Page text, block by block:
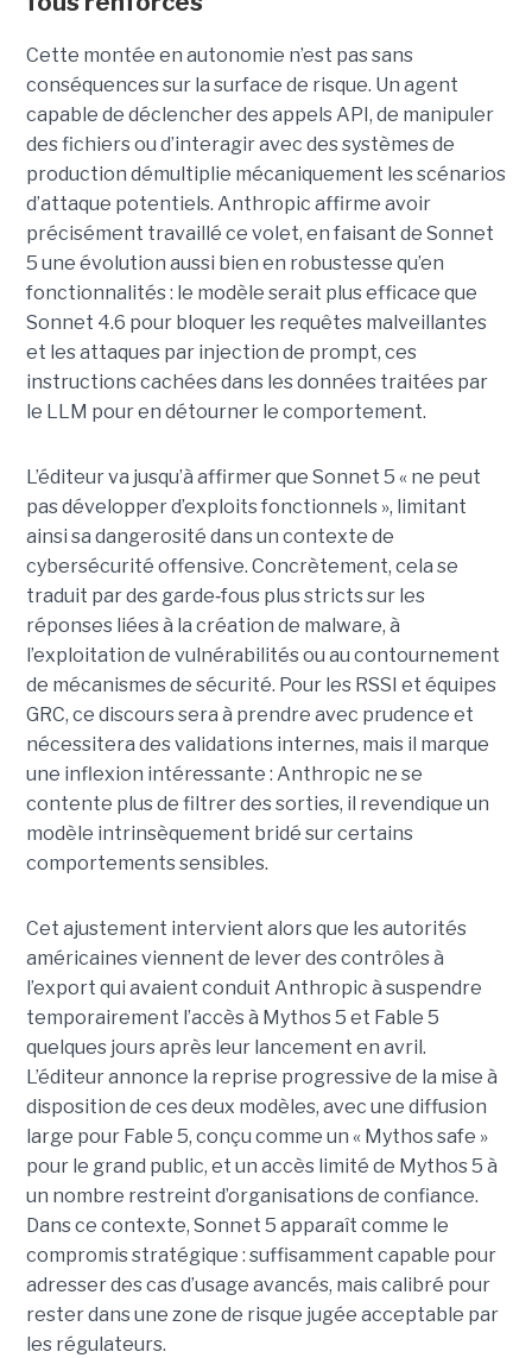
Cette montée en autonomie n’est pas sans
conséquences sur la surface de risque. Un agent
capable de déclencher des appels API, de manipuler
des fichiers ou d’interagir avec des systèmes de
production démultiplie mécaniquement les scénarios
d’attaque potentiels. Anthropic affirme avoir
précisément travaillé ce volet, en faisant de Sonnet
5 une évolution aussi bien en robustesse qu’en
fonctionnalités : le modèle serait plus efficace que
Sonnet 4.6 pour bloquer les requêtes malveillantes
et les attaques par injection de prompt, ces
instructions cachées dans les données traitées par
le LLM pour en détourner le comportement.
L’éditeur va jusqu’à affirmer que Sonnet 5 « ne peut
pas développer d’exploits fonctionnels », limitant
ainsi sa dangerosité dans un contexte de
cybersécurité offensive. Concrètement, cela se
traduit par des garde‑fous plus stricts sur les
réponses liées à la création de malware, à
l’exploitation de vulnérabilités ou au contournement
de mécanismes de sécurité. Pour les RSSI et équipes
GRC, ce discours sera à prendre avec prudence et
nécessitera des validations internes, mais il marque
une inflexion intéressante : Anthropic ne se
contente plus de filtrer des sorties, il revendique un
modèle intrinsèquement bridé sur certains
comportements sensibles.
Cet ajustement intervient alors que les autorités
américaines viennent de lever des contrôles à
l’export qui avaient conduit Anthropic à suspendre
temporairement l’accès à Mythos 5 et Fable 5
quelques jours après leur lancement en avril.
L’éditeur annonce la reprise progressive de la mise à
disposition de ces deux modèles, avec une diffusion
large pour Fable 5, conçu comme un « Mythos safe »
pour le grand public, et un accès limité de Mythos 5 à
un nombre restreint d’organisations de confiance.
Dans ce contexte, Sonnet 5 apparaît comme le
compromis stratégique : suffisamment capable pour
adresser des cas d’usage avancés, mais calibré pour
rester dans une zone de risque jugée acceptable par
les régulateurs.